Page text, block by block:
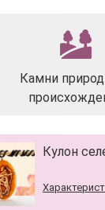
Камни
Кулон